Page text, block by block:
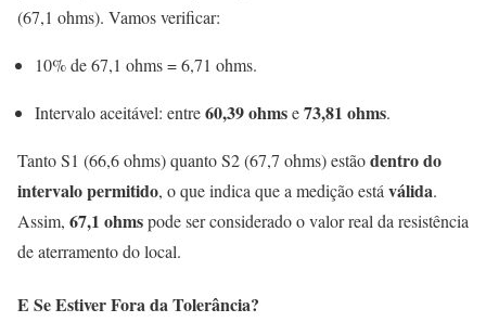
(67,1 ohms). Vamos verificar:
10% de 67,1 ohms = 6,71 ohms.
Intervalo aceitável: entre60,39 ohmse73,81 ohms.
Tanto S1 (66,6 ohms) quanto S2 (67,7 ohms) estãodentro do
intervalo permitido, o que indica que a medição está válida.
Assim, 67,1 ohmspode ser considerado o valor real da resistência
de aterramento do local.
E Se Estiver Fora da Tolerância?